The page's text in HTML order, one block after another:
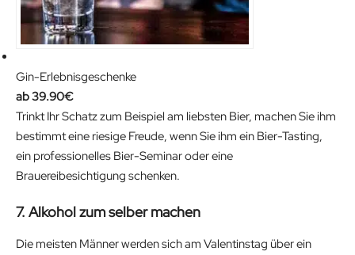
Gin-Erlebnisgeschenke
39.90€
Trinkt Ihr Schatz zum Beispiel am liebsten Bier, machen Sie ihm
bestimmt eine riesige Freude, wenn Sie ihm ein Bier-Tasting,
ein professionelles Bier-Seminar oder eine
Brauereibesichtigung schenken.
7. Alkohol zum selber machen
Die meisten Männer werden sich am Valentinstag über ein